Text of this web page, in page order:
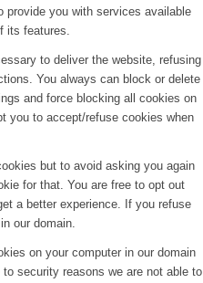
you with services available
its features.
to deliver the website, refusing
You always can block or delete
and force blocking all cookies on
you to accept/refuse cookies when
but to avoid asking you again
for that. You are free to opt out
a better experience. If you refuse
our domain.
on your computer in our domain
security reasons we are not able to